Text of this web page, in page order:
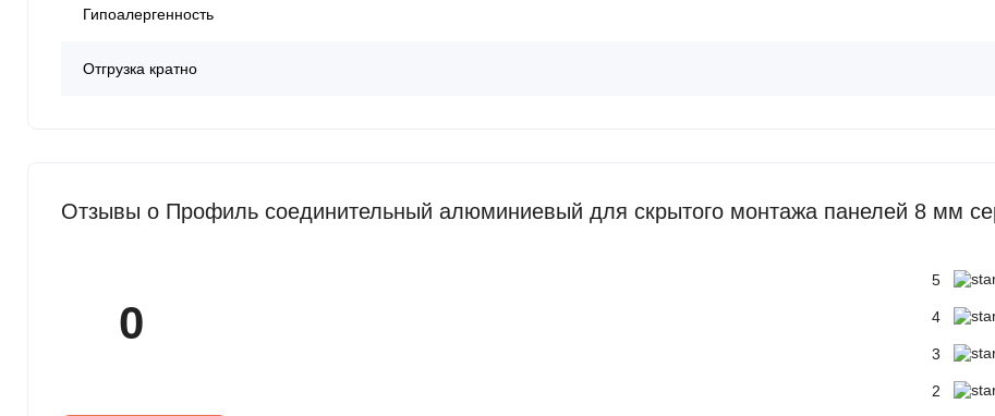
Гипоалергенность
Отгрузка кратно
Отзывы о Профиль соединительный алюминиевый для скрытого монтажа панелей 8 мм
0
5
4
3
2